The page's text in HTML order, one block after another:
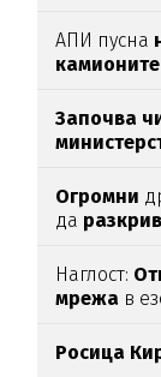
АПИ пусна
камионите
Започва
Огромни
да
Наглост:
мрежа в
Росица